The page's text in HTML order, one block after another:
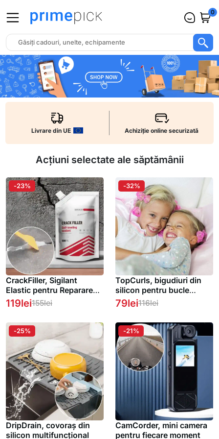
0
Livrare din UE Achiziție online securizată
Acțiuni selectate ale săptămânii
CrackFiller, Sigilant
Elastic pentru Repararea
Crăpăturilor (500 ml)
119lei155lei
-23%
TopCurls, bigudiuri din
silicon pentru bucle
complete și durabile (set
de 20 buc.)
79lei116lei
-32%
DripDrain, covoraș din
silicon multifuncțional
-25%
CamCorder, mini camera
pentru fiecare moment
-21%